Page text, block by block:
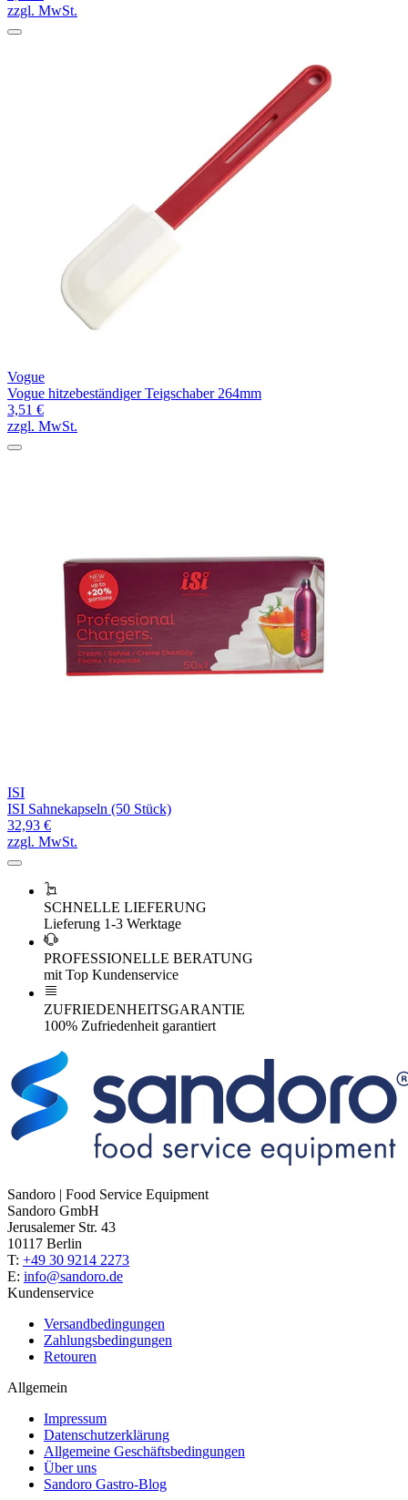
zzgl. MwSt.
Vogue
Vogue hitzebeständiger Teigschaber 264mm
3,51 €
zzgl. MwSt.
ISI
ISI Sahnekapseln (50 Stück)
32,93 €
zzgl. MwSt.
SCHNELLE LIEFERUNG
Lieferung 1-3 Werktage
PROFESSIONELLE BERATUNG
mit Top Kundenservice
ZUFRIEDENHEITSGARANTIE
100% Zufriedenheit garantiert
Sandoro | Food Service Equipment
Sandoro GmbH
Jerusalemer Str. 43
10117 Berlin
T: +49 30 9214 2273
E: info@sandoro.de
Kundenservice
Versandbedingungen
Zahlungsbedingungen
Retouren
Allgemein
Impressum
Datenschutzerklärung
Allgemeine Geschäftsbedingungen
Über uns
Sandoro Gastro-Blog